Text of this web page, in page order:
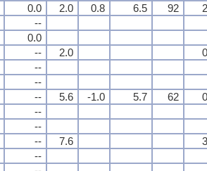
0.0 2.0 0.8 6.5 92
--
0.0
-- 2.0
--
--
-- 5.6 -1.0 5.7 62
--
--
-- 7.6
--